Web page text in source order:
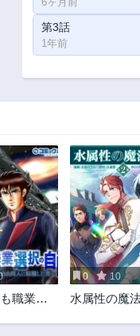
第3話
1年前
職業選
0 10
水属性の魔